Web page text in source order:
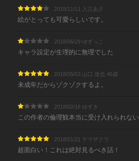
2018/11/11 入江あさ
絵がとっても可愛らしいです。
2018/06/29 ゆずっこ
キャラ設定が生理的に無理でした
2018/05/03 山口 達也 46歳
未成年だからゾクゾクするよ。
2018/02/16 ゆずき
この作者の倫理観本当に受け入れられない
2018/01/21 ヤマザクラ
超面白い！これは絶対見るべき話！